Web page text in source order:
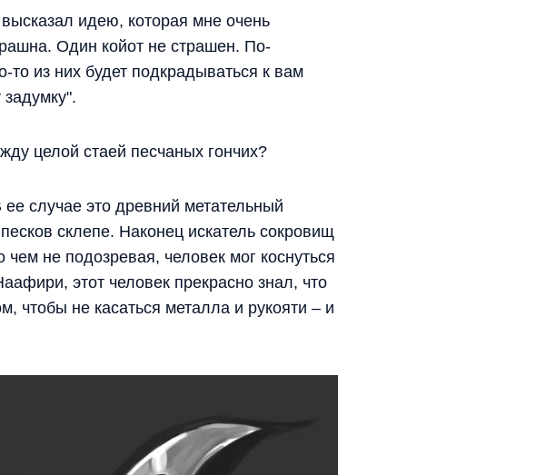
идею, которая мне очень
Один койот не страшен. По-
из них будет подкрадываться к вам
целой стаей песчаных гончих?
случае это древний метательный
склепе. Наконец искатель сокровищ
не подозревая, человек мог коснуться
этот человек прекрасно знал, что
чтобы не касаться металла и рукояти – и